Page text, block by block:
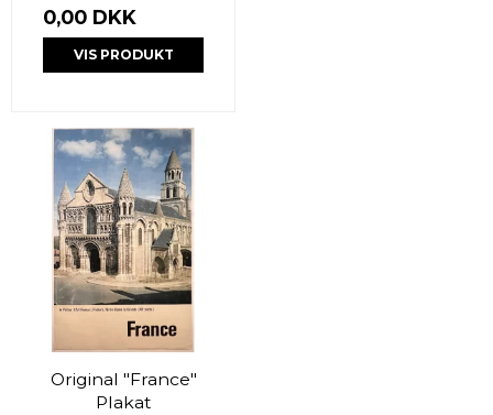
0,00 DKK
VIS PRODUKT
Original "France"
Plakat